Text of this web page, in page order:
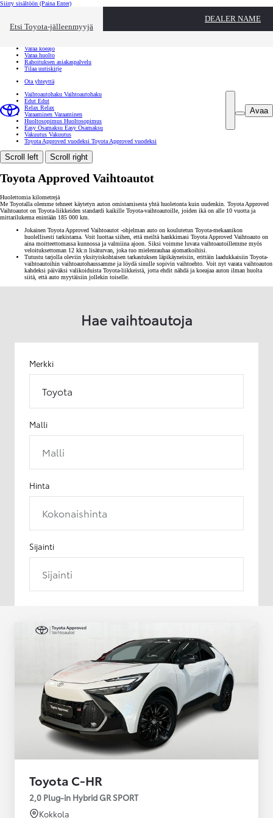
Siirry sisältöön (Paina Enter)
Etsi Toyota-jälleenmyyjä
DEALER NAME
Toyota palvelee Sulje
Varaa koeajo
Varaa huolto
Rahoituksen asiakaspalvelu
Tilaa uutiskirje
Ota yhteyttä
Avaa
Vaihtoautohaku Vaihtoautohaku
Edut Edut
Relax Relax
Varaaminen Varaaminen
Huoltosopimus Huoltosopimus
Easy Osamaksu Easy Osamaksu
Vakuutus Vakuutus
Toyota Approved vuodeksi Toyota Approved vuodeksi
Scroll left Scroll right
Toyota Approved Vaihtoautot
Huolettomia kilometrejä
Me Toyotalla olemme tehneet käytetyn auton omistamisesta yhtä huoletonta kuin uudenkin. Toyota Approved
Vaihtoautot on Toyota-liikkeiden standardi kaikille Toyota-vaihtoautoille, joiden ikä on alle 10 vuotta ja
mittarilukema enintään 185 000 km.
Jokainen Toyota Approved Vaihtoautot -ohjelman auto on koulutetun Toyota-mekaanikon
huolellisesti tarkistama. Voit luottaa siihen, että meiltä hankkimasi Toyota Approved Vaihtoauto on
aina moitteettomassa kunnossa ja valmiina ajoon. Siksi voimme luvata vaihtoautoillemme myös
veloituksettoman 12 kk:n lisäturvan, joka tuo mielenrauhaa ajomatkoihisi.
Tutustu tarjolla oleviin yksityiskohtaisen tarkastuksen läpikäyneisiin, erittäin laadukkaisiin Toyota-
vaihtoautoihin vaihtoautohaussamme ja löydä sinulle sopivin vaihtoehto. Voit nyt varata vaihtoauton
kahdeksi päiväksi valikoiduista Toyota-liikkeistä, jotta ehdit nähdä ja koeajaa auton ilman huolta
siitä, että auto myytäisiin jollekin toiselle.
Hae vaihtoautoja
Merkki
Toyota
Malli
Malli
Hinta
Kokonaishinta
Sijainti
Sijainti
Toyota C-HR
2,0 Plug-in Hybrid GR SPORT
Kokkola